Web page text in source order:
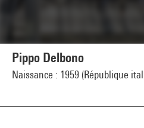
Pippo Delbono
Naissance : 1959 (République